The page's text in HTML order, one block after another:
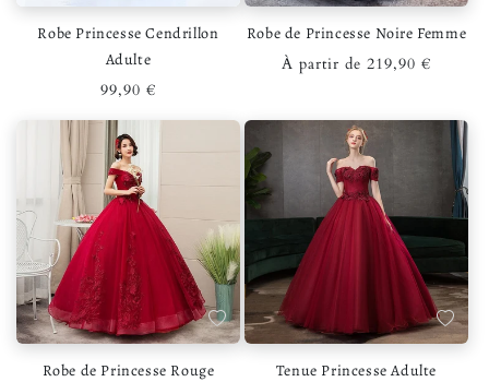
Robe Princesse Cendrillon
Adulte
Prix habituel
99,90 €
Robe de Princesse Noire Femme
Prix habituel
À partir de 219,90 €
Ajouter à la liste de souhaits
Robe de Princesse Rouge
Ajouter
Tenue Princesse Adulte